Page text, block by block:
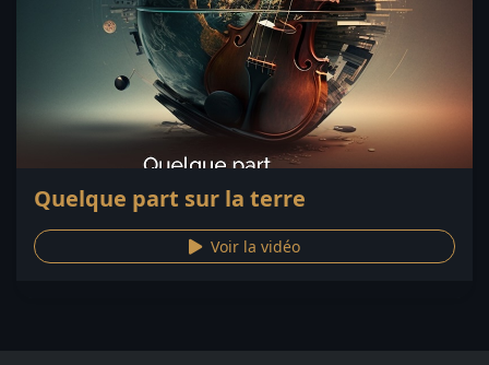
Quelque part sur la terre
Voir la vidéo